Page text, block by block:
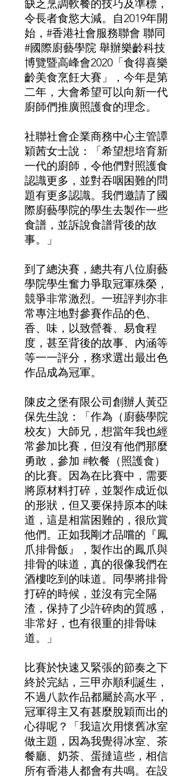
缺乏烹調軟餐的技巧及準標，
令長者食慾大減。自2019年開
始，#香港社會服務聯會 聯同
#國際廚藝學院 舉辦樂齡科技
博覽暨高峰會2020「食得喜樂
齡美食烹飪大賽」，今年是第
二年，大會希望可以向新一代
廚師們推廣照護食的理念。
社聯社會企業商務中心主管譚
穎茜女士說：「希望想培育新
一代的廚師，令他們對照護食
認識更多，並對吞咽困難的問
題有更多認識。我們邀請了國
際廚藝學院的學生去製作一些
食譜，並訴說食譜背後的故
事。」
到了總決賽，總共有八位廚藝
學院學生奮力爭取冠軍殊榮，
競爭非常激烈。一班評判亦非
常專注地對參賽作品的色、
香、味，以致營養、易食程
度，甚至背後的故事、內涵等
等一一評分，務求選出最出色
作品成為冠軍。
陳皮之堡有限公司創辦人黃亞
保先生說：「作為（廚藝學院
校友）大師兄，想當年我也經
常參加比賽，但沒有他們那麼
勇敢，參加 #軟餐（照護食）
的比賽。因為在比賽中，需要
將原材料打碎，並製作成近似
的形狀，但又要保持原本的味
道，這是相當困難的，很欣賞
他們。正如我剛才品嚐的『鳳
爪排骨飯』，製作出的鳳爪與
排骨的味道，真的很像我們在
酒樓吃到的味道。同學將排骨
打碎的時候，並沒有完全隔
渣，保持了少許碎肉的質感，
非常好，也有很重的排骨味
道。」
比賽於快速又緊張的節奏之下
終於完結，三甲亦順利誕生，
不過八款作品都屬於高水平，
冠軍得主又有甚麼脫穎而出的
心得呢？「我這次用懷舊冰室
做主題，因為我覺得冰室、茶
餐廳、奶茶、蛋撻這些，相信
所有香港人都會有共鳴。在設